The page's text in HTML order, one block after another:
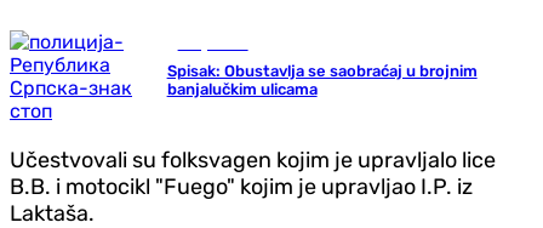
Spisak: Obustavlja se saobraćaj u brojnim
banjalučkim ulicama
Učestvovali su folksvagen kojim je upravljalo lice
B.B. i motocikl "Fuego" kojim je upravljao I.P. iz
Laktaša.